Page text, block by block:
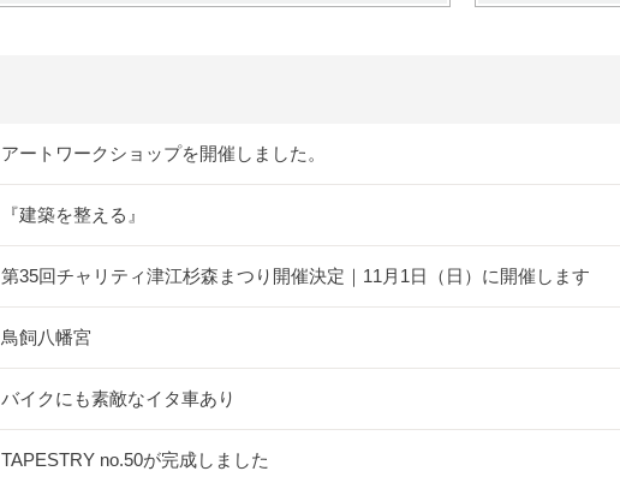
アートワークショップを開催しました。
『建築を整える』
第35回チャリティ津江杉森まつり開催決定｜11月1日（日）に開催します
鳥飼八幡宮
バイクにも素敵なイタ車あり
TAPESTRY no.50が完成しました